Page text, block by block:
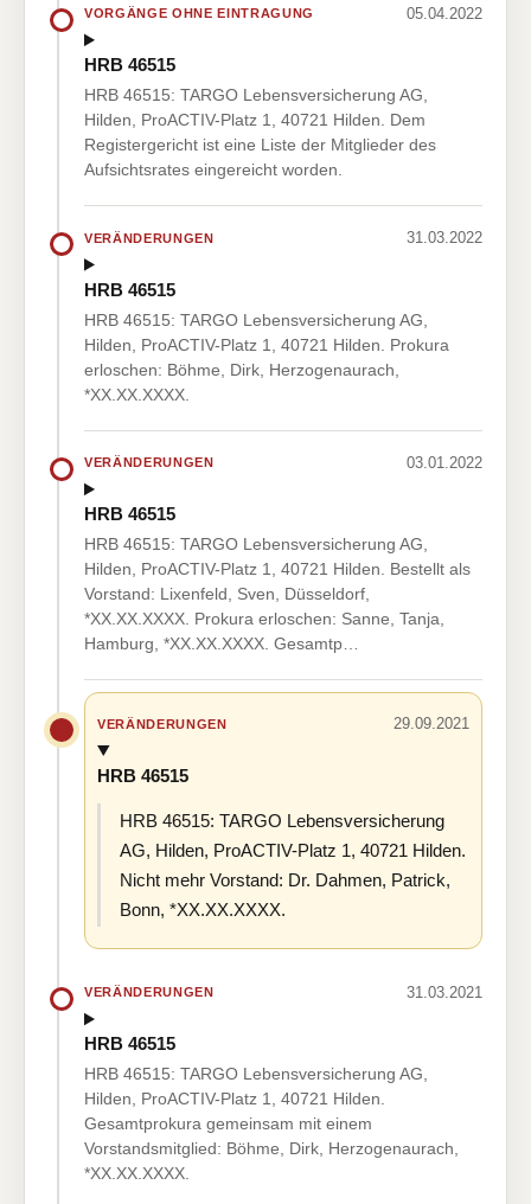
VORGÄNGE OHNE EINTRAGUNG 05.04.2022
HRB 46515
HRB 46515: TARGO Lebensversicherung AG,
Hilden, ProACTIV-Platz 1, 40721 Hilden. Dem
Registergericht ist eine Liste der Mitglieder des
Aufsichtsrates eingereicht worden.
VERÄNDERUNGEN 31.03.2022
HRB 46515
HRB 46515: TARGO Lebensversicherung AG,
Hilden, ProACTIV-Platz 1, 40721 Hilden. Prokura
erloschen: Böhme, Dirk, Herzogenaurach,
*XX.XX.XXXX.
VERÄNDERUNGEN 03.01.2022
HRB 46515
HRB 46515: TARGO Lebensversicherung AG,
Hilden, ProACTIV-Platz 1, 40721 Hilden. Bestellt als
Vorstand: Lixenfeld, Sven, Düsseldorf,
*XX.XX.XXXX. Prokura erloschen: Sanne, Tanja,
Hamburg, *XX.XX.XXXX. Gesamtp…
VERÄNDERUNGEN 29.09.2021
HRB 46515
HRB 46515: TARGO Lebensversicherung
AG, Hilden, ProACTIV-Platz 1, 40721 Hilden.
Nicht mehr Vorstand: Dr. Dahmen, Patrick,
Bonn, *XX.XX.XXXX.
VERÄNDERUNGEN 31.03.2021
HRB 46515
HRB 46515: TARGO Lebensversicherung AG,
Hilden, ProACTIV-Platz 1, 40721 Hilden.
Gesamtprokura gemeinsam mit einem
Vorstandsmitglied: Böhme, Dirk, Herzogenaurach,
*XX.XX.XXXX.